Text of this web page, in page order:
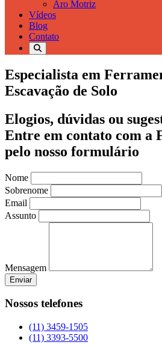
Aro Motriz
Vídeos
Blog
Contato
Especialista em
Escavação de Solo
Elogios, dúvidas ou
Entre em contato com a
pelo nosso formulário
Nome
Sobrenome
Email
Assunto
Mensagem
Enviar
Nossos telefones
(11) 3459-1505
(11) 3393-5500